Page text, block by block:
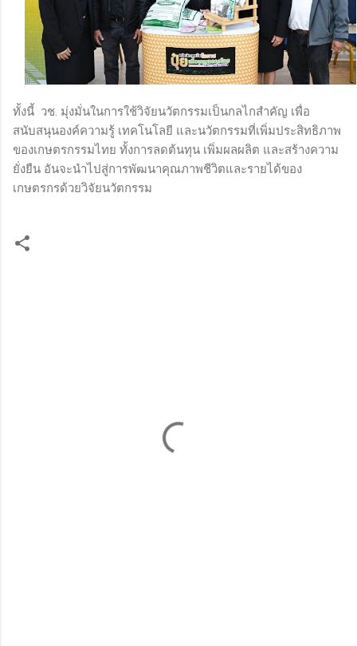
ทั้งนี้ วช. มุ่งมั่นในการใช้วิจัยนวัตกรรมเป็นกลไกสำคัญ เพื่อ
สนับสนุนองค์ความรู้ เทคโนโลยี และนวัตกรรมที่เพิ่มประสิทธิภาพ
ของเกษตรกรรมไทย ทั้งการลดต้นทุน เพิ่มผลผลิต และสร้างความ
ยั่งยืน อันจะนำไปสู่การพัฒนาคุณภาพชีวิตและรายได้ของ
เกษตรกรด้วยวิจัยนวัตกรรม